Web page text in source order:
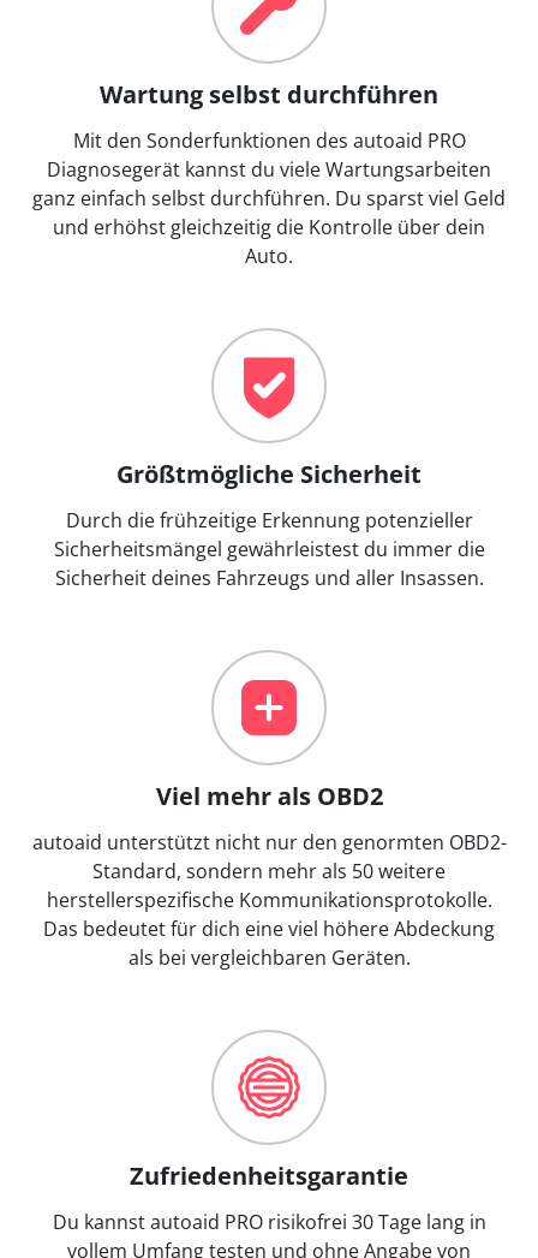
Wartung selbst durchführen
Mit den Sonderfunktionen des autoaid PRO
Diagnosegerät kannst du viele Wartungsarbeiten
ganz einfach selbst durchführen. Du sparst viel Geld
und erhöhst gleichzeitig die Kontrolle über dein
Auto.
Größtmögliche Sicherheit
Durch die frühzeitige Erkennung potenzieller
Sicherheitsmängel gewährleistest du immer die
Sicherheit deines Fahrzeugs und aller Insassen.
Viel mehr als OBD2
autoaid unterstützt nicht nur den genormten OBD2-
Standard, sondern mehr als 50 weitere
herstellerspezifische Kommunikationsprotokolle.
Das bedeutet für dich eine viel höhere Abdeckung
als bei vergleichbaren Geräten.
Zufriedenheitsgarantie
Du kannst autoaid PRO risikofrei 30 Tage lang in
vollem Umfang testen und ohne Angabe von